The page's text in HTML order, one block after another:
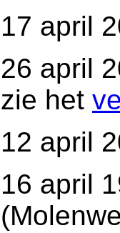
17 april
26 april
zie het
12 april
16 april